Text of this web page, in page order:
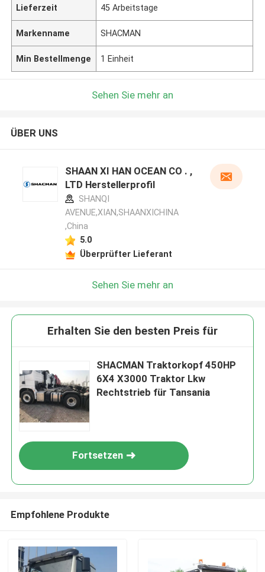
Lieferzeit 45 Arbeitstage
Markenname SHACMAN
Min Bestellmenge 1 Einheit
Sehen Sie mehr an
ÜBER UNS
SHAAN XI HAN OCEAN CO . ,
LTD Herstellerprofil
SHANQI
AVENUE,XIAN,SHAANXICHINA
,China
5.0
Überprüfter Lieferant
Sehen Sie mehr an
Erhalten Sie den besten Preis für
SHACMAN Traktorkopf 450HP
6X4 X3000 Traktor Lkw
Rechtstrieb für Tansania
Fortsetzen
Empfohlene Produkte